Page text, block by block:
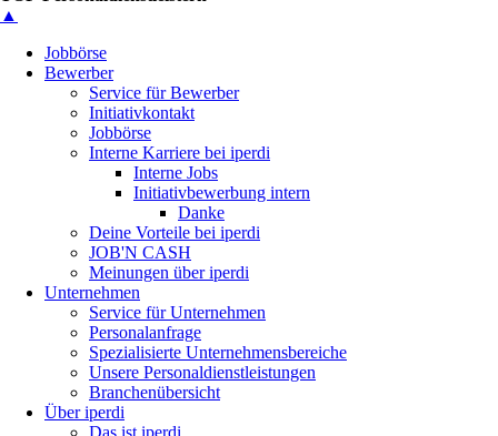
▲
Jobbörse
Bewerber
Service für Bewerber
Initiativkontakt
Jobbörse
Interne Karriere bei iperdi
Interne Jobs
Initiativbewerbung intern
Danke
Deine Vorteile bei iperdi
JOB'N CASH
Meinungen über iperdi
Unternehmen
Service für Unternehmen
Personalanfrage
Spezialisierte Unternehmensbereiche
Unsere Personaldienstleistungen
Branchenübersicht
Über iperdi
Das ist iperdi